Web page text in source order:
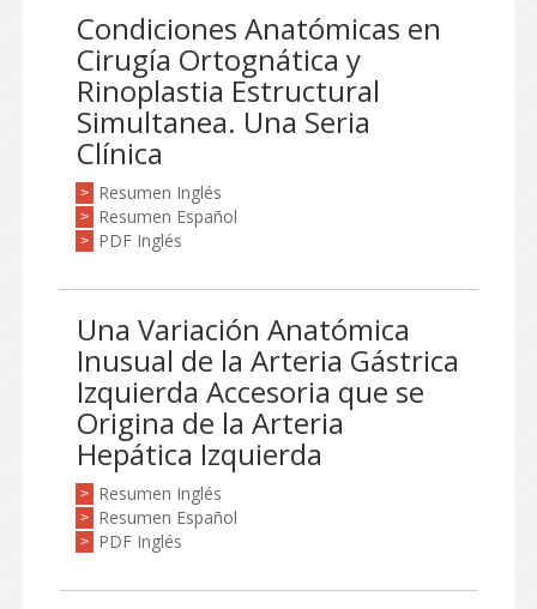
Condiciones Anatómicas en
Cirugía Ortognática y
Rinoplastia Estructural
Simultanea. Una Seria
Clínica
> Resumen Inglés
> Resumen Español
> PDF Inglés
Una Variación Anatómica
Inusual de la Arteria Gástrica
Izquierda Accesoria que se
Origina de la Arteria
Hepática Izquierda
> Resumen Inglés
> Resumen Español
> PDF Inglés